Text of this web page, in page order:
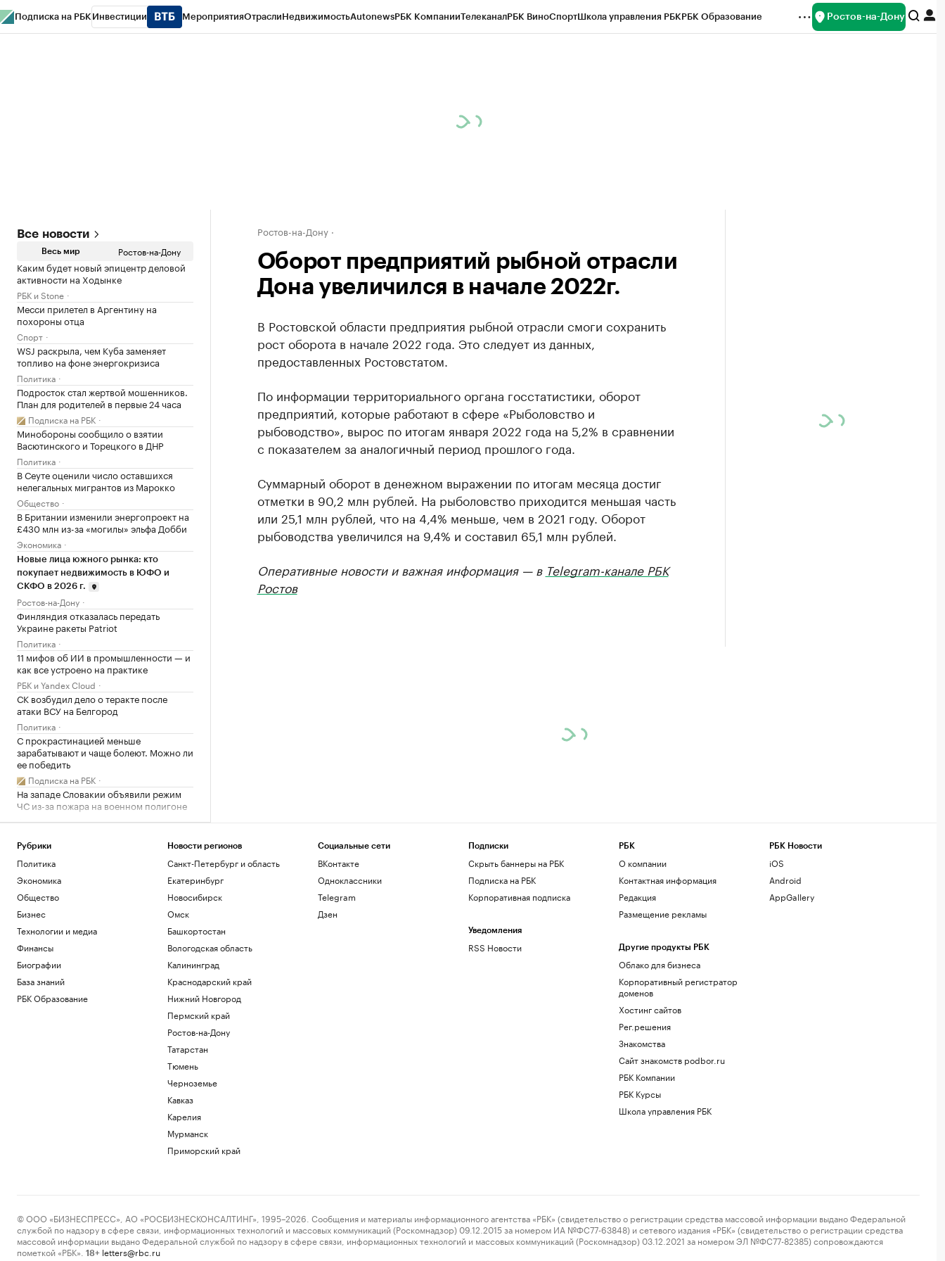
Подписка на РБК Инвестиции МероприятияОтраслиНедвижимостьAutonewsРБК КомпанииТелеканалРБК ВиноСпортШкола управления РБКРБК Образование Ростов-на-Дону
Все новости
Весь мир Ростов-на-Дону
Каким будет новый эпицентр деловой
активности на Ходынке
РБК и Stone
Месси прилетел в Аргентину на
похороны отца
Спорт
WSJ раскрыла, чем Куба заменяет
топливо на фоне энергокризиса
Политика
Подросток стал жертвой мошенников.
План для родителей в первые 24 часа
Подписка на РБК
Минобороны сообщило о взятии
Васютинского и Торецкого в ДНР
Политика
В Сеуте оценили число оставшихся
нелегальных мигрантов из Марокко
Общество
В Британии изменили энергопроект на
£430 млн из-за «могилы» эльфа Добби
Экономика
Новые лица южного рынка: кто
покупает недвижимость в ЮФО и
СКФО в 2026 г.
Ростов-на-Дону
Финляндия отказалась передать
Украине ракеты Patriot
Политика
11 мифов об ИИ в промышленности — и
как все устроено на практике
РБК и Yandex Cloud
СК возбудил дело о теракте после
атаки ВСУ на Белгород
Политика
С прокрастинацией меньше
зарабатывают и чаще болеют. Можно ли
ее победить
Подписка на РБК
На западе Словакии объявили режим
ЧС из-за пожара на военном полигоне
Общество
накопления в период турбулентности
РБК и Сбер
В Белгороде повреждены около 30
многоэтажек после ночной атаки
дронов
Политика
Как за 6 недель настроить свой мозг на
жизнь мечты — идеи нейрохирурга
«Смерть Голливуда». Кто и как срывает
слияние Paramount и Warner
Технологии и медиа
Ростов-на-Дону
Оборот предприятий рыбной отрасли
Дона увеличился в начале 2022г.
В Ростовской области предприятия рыбной отрасли смоги сохранить
рост оборота в начале 2022 года. Это следует из данных,
предоставленных Ростовстатом.
По информации территориального органа госстатистики, оборот
предприятий, которые работают в сфере «Рыболовство и
рыбоводство», вырос по итогам января 2022 года на 5,2% в сравнении
с показателем за аналогичный период прошлого года.
Суммарный оборот в денежном выражении по итогам месяца достиг
отметки в 90,2 млн рублей. На рыболовство приходится меньшая часть
или 25,1 млн рублей, что на 4,4% меньше, чем в 2021 году. Оборот
рыбоводства увеличился на 9,4% и составил 65,1 млн рублей.
Оперативные новости и важная информация — в Telegram-канале РБК
Ростов
Рубрики
Политика
Экономика
Общество
Бизнес
Технологии и медиа
Финансы
Биографии
База знаний
РБК Образование
Новости регионов
Санкт-Петербург и область
Екатеринбург
Новосибирск
Омск
Башкортостан
Вологодская область
Калининград
Краснодарский край
Нижний Новгород
Пермский край
Ростов-на-Дону
Татарстан
Тюмень
Черноземье
Кавказ
Карелия
Мурманск
Приморский край
Социальные сети
ВКонтакте
Одноклассники
Telegram
Дзен
Подписки
Скрыть баннеры на РБК
Подписка на РБК
Корпоративная подписка
Уведомления
RSS Новости
РБК
О компании
Контактная информация
Редакция
Размещение рекламы
Другие продукты РБК
Облако для бизнеса
Корпоративный регистратор
доменов
Хостинг сайтов
Рег.решения
Знакомства
Сайт знакомств podbor.ru
РБК Компании
РБК Курсы
Школа управления РБК
РБК Новости
iOS
Android
AppGallery
© ООО «БИЗНЕСПРЕСС», АО «РОСБИЗНЕСКОНСАЛТИНГ», 1995–2026. Сообщения и материалы информационного агентства «РБК» (свидетельство о регистрации средства массовой информации выдано Федеральной
службой по надзору в сфере связи, информационных технологий и массовых коммуникаций (Роскомнадзор) 09.12.2015 за номером ИА №ФС77-63848) и сетевого издания «РБК» (свидетельство о регистрации средства
массовой информации выдано Федеральной службой по надзору в сфере связи, информационных технологий и массовых коммуникаций (Роскомнадзор) 03.12.2021 за номером ЭЛ №ФС77-82385) сопровождаются
пометкой «РБК».
18+ letters@rbc.ru